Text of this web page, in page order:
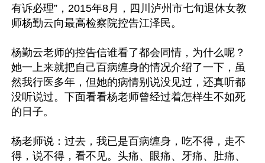
有诉必理”，2015年8月，四川泸州市七旬退休女教
师杨勤云向最高检察院控告江泽民。
杨勤云老师的控告信谁看了都会同情，为什么呢？
她一上来就把自己百病缠身的情况介绍了一下，虽
然我行医多年，但她的病情别说没见过，还真听都
没听说过。下面看看杨老师曾经过着怎样生不如死
的日子。
杨老师说：过去，我已是百病缠身，吃不得，走不
得，说不得，看不见。头痛、眼痛、牙痛、肚痛、